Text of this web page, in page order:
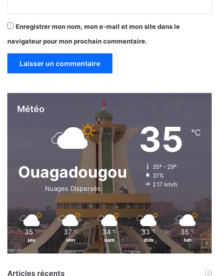
o
D
o
t
u
u
b
l
Enregistrer mon nom, mon e-mail et mon site dans le
navigateur pour mon prochain commentaire.
Météo
Ouagadougou
Nuages Dispersés
35 ℃
35º - 29º
37%
2.17 km/h
35 ℃
jeu
37 ℃
ven
34 ℃
sam
33 ℃
dim
35 ℃
lun
Articles récents